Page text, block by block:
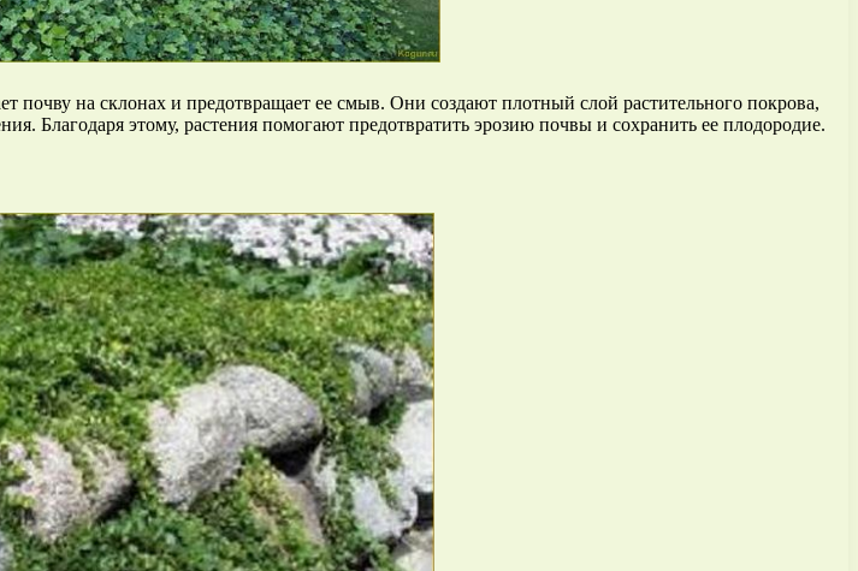
почву на склонах и предотвращает ее смыв. Они создают плотный слой растительного покрова,
Благодаря этому, растения помогают предотвратить эрозию почвы и сохранить ее плодородие.